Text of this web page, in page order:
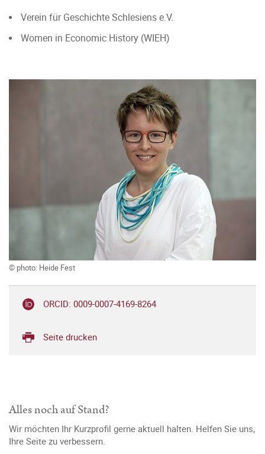
Verein für Geschichte Schlesiens e.V.
Women in Economic History (WIEH)
© photo: Heide Fest
ORCID: 0009-0007-4169-8264
Seite drucken
Alles noch auf Stand?
Wir möchten Ihr Kurzprofil gerne aktuell halten. Helfen Sie uns,
Ihre Seite zu verbessern.